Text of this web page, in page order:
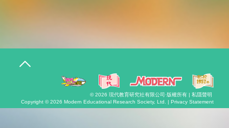
T
n
© 2026 現代教育研究社有限公司 ·版權所有 | 私隱聲明
Copyright © 2026 Modern Educational Research Society, Ltd. | Privacy Statement